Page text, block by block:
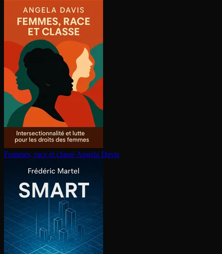
Femmes, race et classe Angela Davis